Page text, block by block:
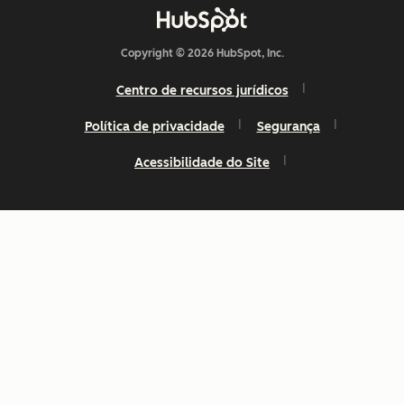
Copyright © 2026 HubSpot, Inc.
Centro de recursos jurídicos
Política de privacidade Segurança
Acessibilidade do Site